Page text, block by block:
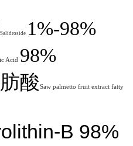
Salidroside 1%-98%
Acid 98%
酸Saw palmetto fruit extract fatty
B 98%